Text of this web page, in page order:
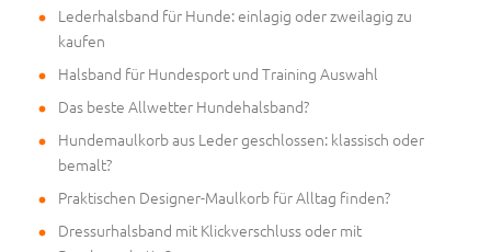
Lederhalsband für Hunde: einlagig oder zweilagig zu
kaufen
Halsband für Hundesport und Training Auswahl
Das beste Allwetter Hundehalsband?
Hundemaulkorb aus Leder geschlossen: klassisch oder
bemalt?
Praktischen Designer-Maulkorb für Alltag finden?
Dressurhalsband mit Klickverschluss oder mit